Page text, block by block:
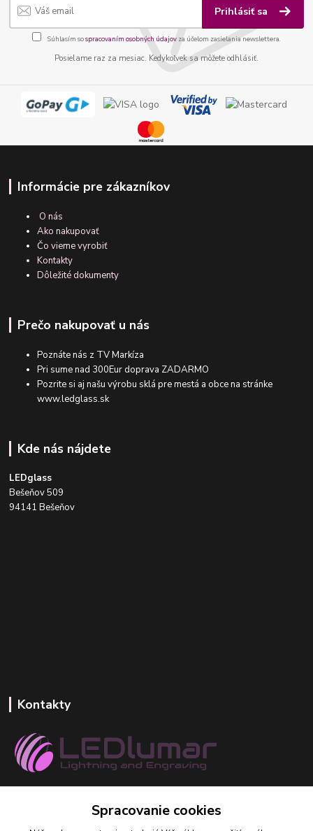
Prihlásiť sa
Súhlasím sospracovaním osobných údajov za účelom zasielania newslettera.
Posielame raz za mesiac. Kedykoľvek sa môžete odhlásiť.
Informácie pre zákazníkov
O nás
Ako nakupovať
Čo vieme vyrobiť
Kontakty
Dôležité dokumenty
Prečo nakupovať u nás
Poznáte nás z TV Markíza
Pri sume nad 300Eur doprava ZADARMO
Pozrite si aj našu výrobu sklá pre mestá a obce na stránke
www.ledglass.sk
Kde nás nájdete
LEDglass
Bešeňov 509
94141 Bešeňov
Kontakty
Spracovanie cookies